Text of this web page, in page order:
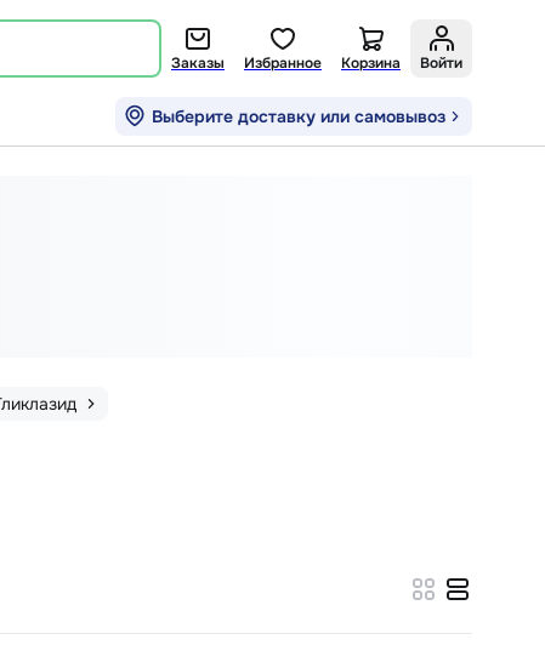
Заказы Избранное Корзина Войти
Выберите доставку или самовывоз